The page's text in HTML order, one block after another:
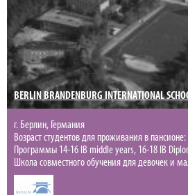
BERLIN BRANDENBURG INTERNATIONAL
г. Берлин, Германия
Возраст студентов для проживания в
Программы 14-16 IB middle years, 16-18 IB
Школа совместного обучения для девочек и